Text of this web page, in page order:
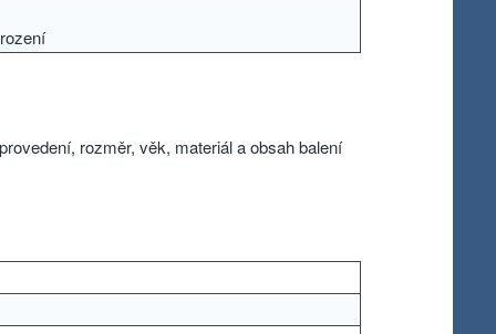
rozměr, věk, materiál a obsah balení